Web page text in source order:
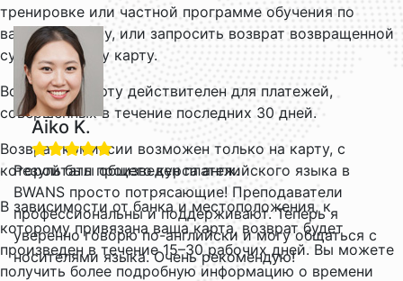
тренировке или частной программе обучения по
вашему выбору, или запросить возврат возвращенной
суммы на вашу карту.
Возврат на карту действителен для платежей,
совершенных в течение последних 30 дней.
Возврат комиссии возможен только на карту, с
которой был произведен платеж.
В зависимости от банка и местоположения, к
которому привязана ваша карта, возврат будет
произведен в течение 15–30 рабочих дней. Вы можете
получить более подробную информацию о времени
Aiko K.
Результаты общего курса английского языка в
BWANS просто потрясающие! Преподаватели
профессиональны и поддерживают. Теперь я
уверенно говорю по-английски и могу общаться с
носителями языка. Очень рекомендую!